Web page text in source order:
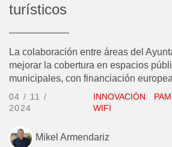
turísticos
La colaboración entre áreas del
mejorar la cobertura en espacios
municipales, con financiación
04 / 11 /
2024
INNOVACIÓN
WIFI
Mikel Armendariz